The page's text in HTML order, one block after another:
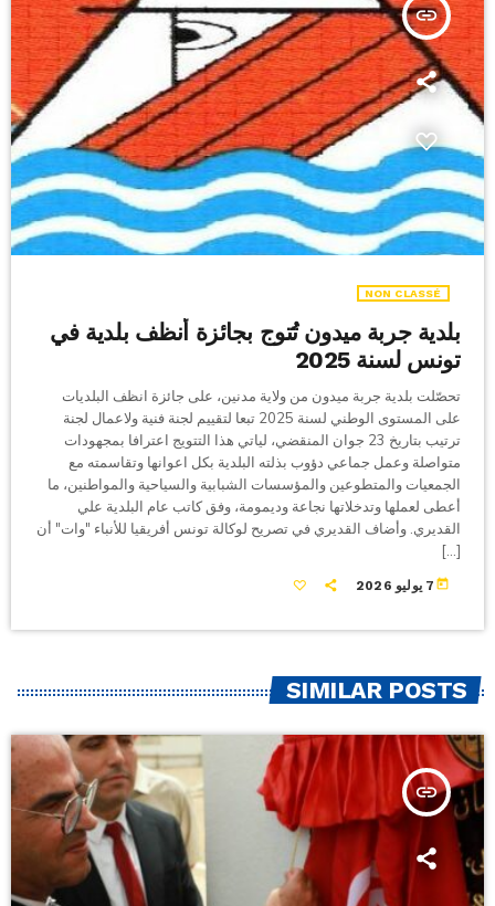
insert_link
NON CLASSÉ
بلدية جربة ميدون تُتوج بجائزة أنظف بلدية في
تونس لسنة 2025
تحصّلت بلدية جربة ميدون من ولاية مدنين، على جائزة انظف البلديات
على المستوى الوطني لسنة 2025 تبعا لتقييم لجنة فنية ولاعمال لجنة
ترتيب بتاريخ 23 جوان المنقضي، لياتي هذا التتويج اعترافا بمجهودات
متواصلة وعمل جماعي دؤوب بذلته البلدية بكل اعوانها وتقاسمته مع
الجمعيات والمتطوعين والمؤسسات الشبابية والسياحية والمواطنين، ما
أعطى لعملها وتدخلاتها نجاعة وديمومة، وفق كاتب عام البلدية علي
القديري. وأضاف القديري في تصريح لوكالة تونس أفريقيا للأنباء "وات" أن
[…]
today 7 يوليو 2026
SIMILAR POSTS
insert_link